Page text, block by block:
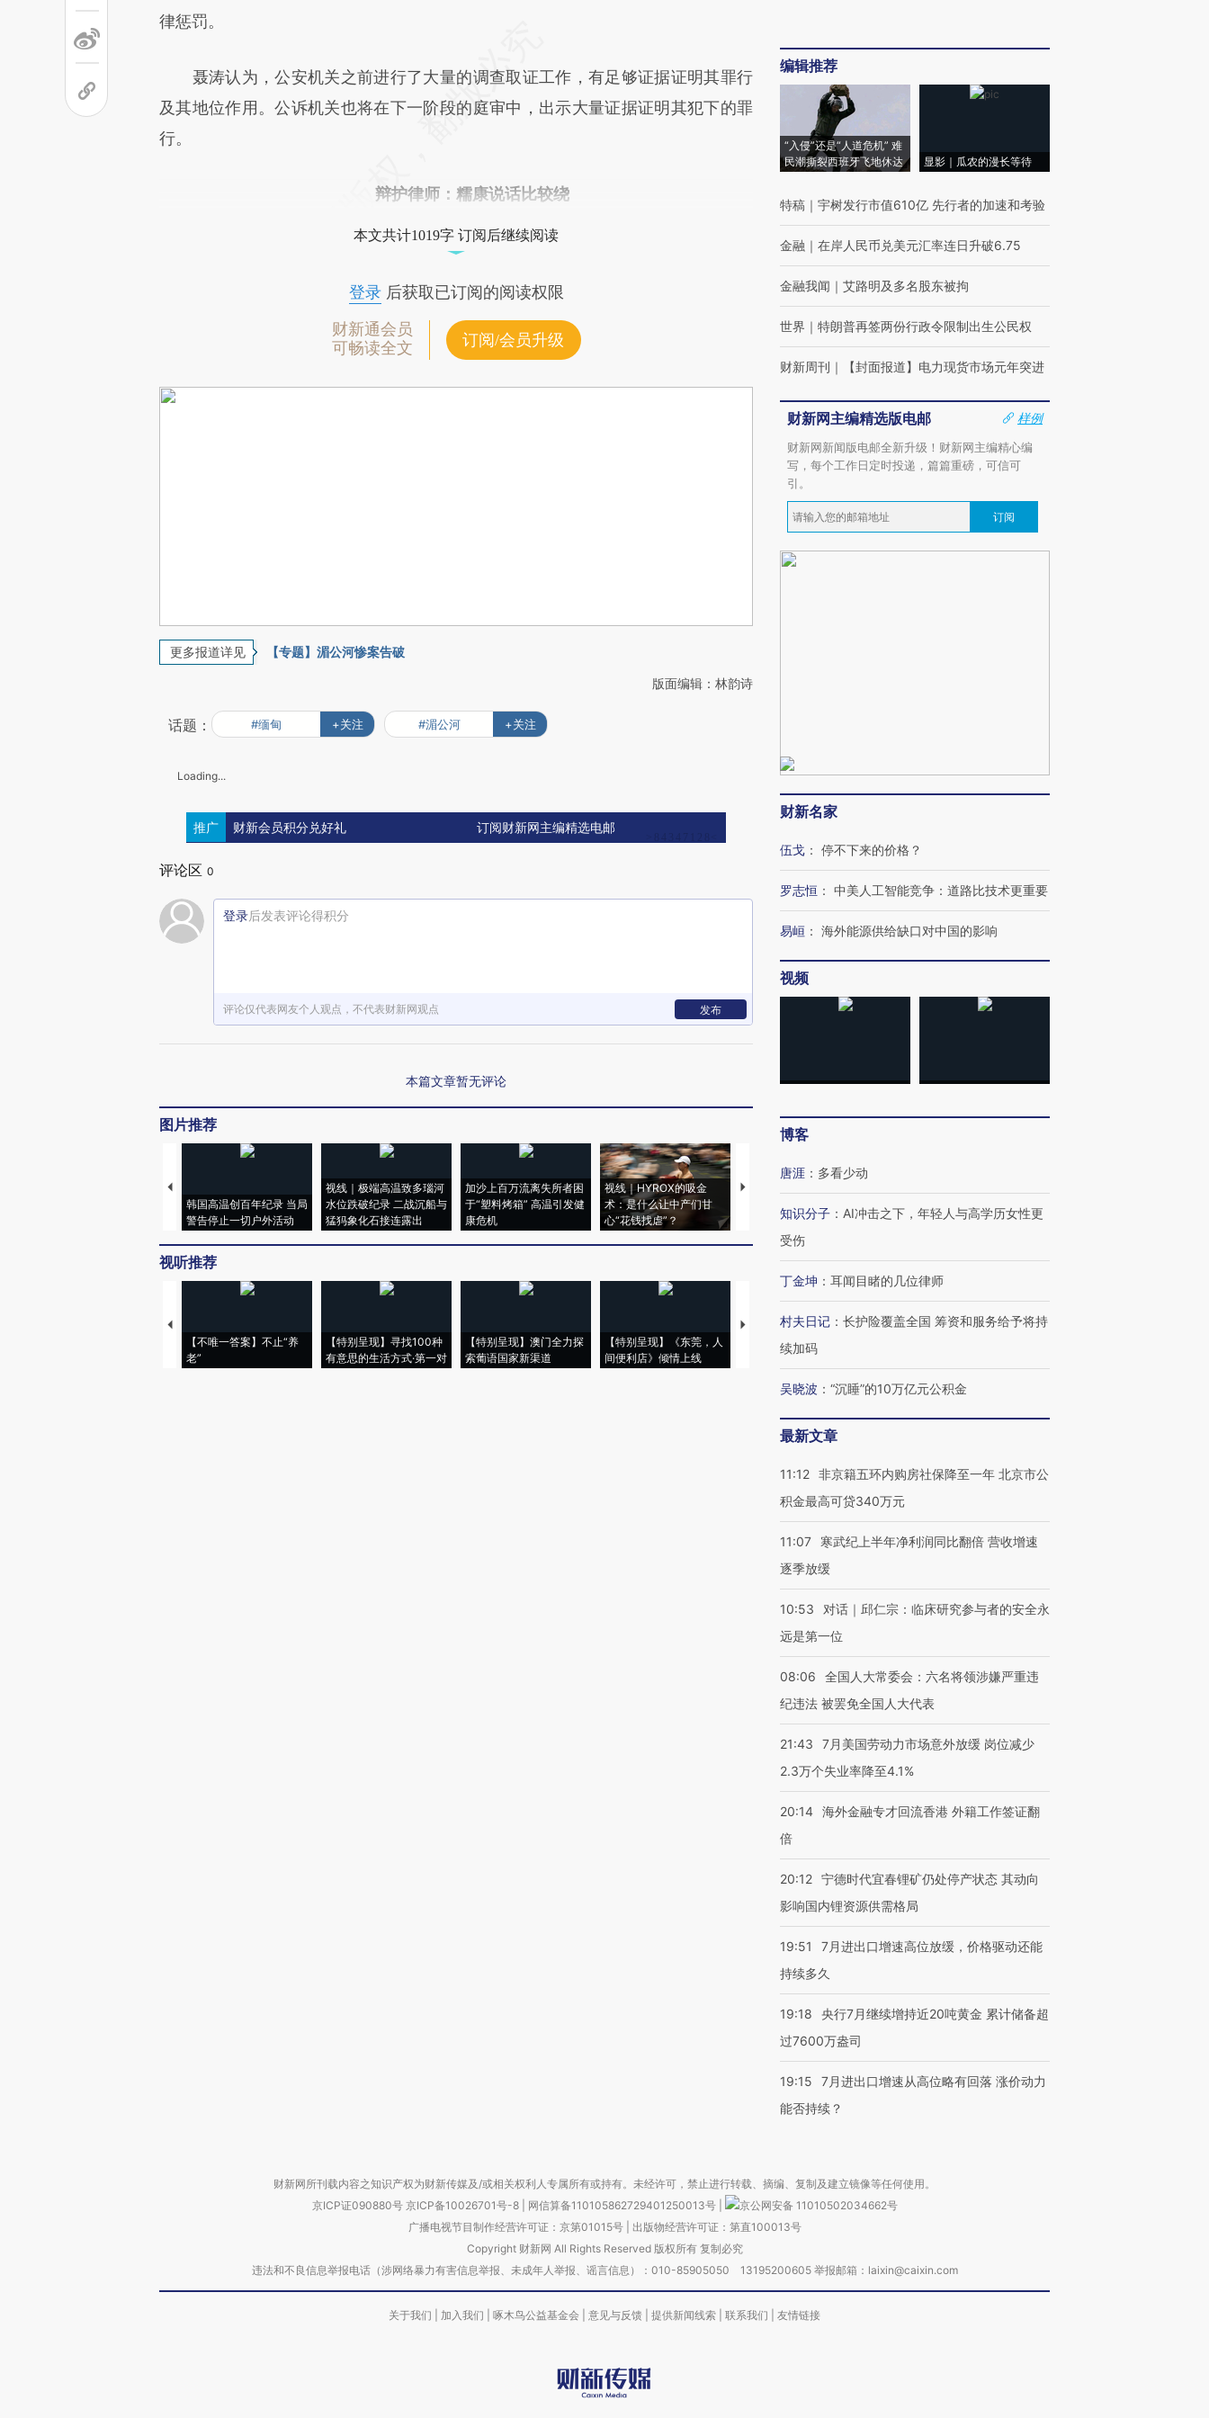
律惩罚。
聂涛认为，公安机关之前进行了大量的调查取证工作，有足够证据证明其罪行
及其地位作用。公诉机关也将在下一阶段的庭审中，出示大量证据证明其犯下的罪
行。
辩护律师：糯康说话比较绕
本文共计1019字 订阅后继续阅读
登录后获取已订阅的阅读权限
财新通会员
可畅读全文
订阅/会员升级
更多报道详见 【专题】湄公河惨案告破
版面编辑：林韵诗
话题： #缅甸 +关注 #湄公河 +关注
Loading...
推广 财新会员积分兑好礼 订阅财新网主编精选电邮
评论区 0
登录后发表评论得积分
评论仅代表网友个人观点，不代表财新网观点 发布
本篇文章暂无评论
图片推荐
韩国高温创百年纪录 当局
警告停止一切户外活动
视线｜极端高温致多瑙河
水位跌破纪录 二战沉船与
猛犸象化石接连露出
加沙上百万流离失所者困
于“塑料烤箱” 高温引发健
康危机
视线｜HYROX的吸金
术：是什么让中产们甘
心“花钱找虐”？
马航飞行员跨国走私7万
粒摇头丸 尿检体内含3种
度Z世代 用街头抗争将教
育部长拱下台
机”？难民潮撕裂西班牙
飞地休达
视听推荐
【不唯一答案】不止“养
老”
【特别呈现】寻找100种
有意思的生活方式·第一对
【特别呈现】澳门全力探
索葡语国家新渠道
【特别呈现】《东莞，人
间便利店》倾情上线
【推广】走进第四届链博
会，让数智科技“链”接产
【商旅对话】华住集团
编辑推荐
“入侵”还是“人道危机” 难
民潮撕裂西班牙飞地休达
显影｜瓜农的漫长等待
特稿 ｜ 宇树发行市值610亿 先行者的加速和考验
金融 ｜ 在岸人民币兑美元汇率连日升破6.75
金融我闻 ｜ 艾路明及多名股东被拘
世界 ｜ 特朗普再签两份行政令限制出生公民权
财新周刊 ｜ 【封面报道】电力现货市场元年突进
财新网主编精选版电邮
样例
财新网新闻版电邮全新升级！财新网主编精心编
写，每个工作日定时投递，篇篇重磅，可信可
引。
订阅
财新名家
伍戈 ： 停不下来的价格？
罗志恒 ： 中美人工智能竞争：道路比技术更重要
易峘 ： 海外能源供给缺口对中国的影响
视频
博客
唐涯 ： 多看少动
知识分子 ： AI冲击之下，年轻人与高学历女性更
受伤
丁金坤 ： 耳闻目睹的几位律师
村夫日记 ： 长护险覆盖全国 筹资和服务给予将持
续加码
吴晓波 ： “沉睡”的10万亿元公积金
最新文章
11:12 非京籍五环内购房社保降至一年 北京市公
积金最高可贷340万元
11:07
寒武纪上半年净利润同比翻倍 营收增速
逐季放缓
10:53
对话｜邱仁宗：临床研究参与者的安全永
远是第一位
08:06
全国人大常委会：六名将领涉嫌严重违
纪违法 被罢免全国人大代表
21:43
7月美国劳动力市场意外放缓 岗位减少
2.3万个失业率降至4.1%
20:14 海外金融专才回流香港 外籍工作签证翻
倍
20:12 宁德时代宜春锂矿仍处停产状态 其动向
影响国内锂资源供需格局
19:51
7月进出口增速高位放缓，价格驱动还能
持续多久
19:18
央行7月继续增持近20吨黄金 累计储备超
过7600万盎司
19:15
7月进出口增速从高位略有回落 涨价动力
能否持续？
财新网所刊载内容之知识产权为财新传媒及/或相关权利人专属所有或持有。未经许可，禁止进行转载、摘编、复制及建立镜像等任何使用。
京ICP证090880号 京ICP备10026701号-8 网信算备110105862729401250013号
京公网安备 11010502034662号
广播电视节目制作经营许可证：京第01015号| 出版物经营许可证：第直100013号
Copyright 财新网 All Rights Reserved 版权所有 复制必究
违法和不良信息举报电话（涉网络暴力有害信息举报、未成年人举报、谣言信息）：010-85905050 13195200605 举报邮箱：laixin@caixin.com
关于我们 加入我们 啄木鸟公益基金会 意见与反馈 提供新闻线索 联系我们 友情链接